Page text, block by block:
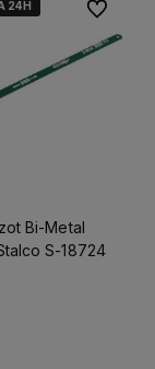
24H
24H
24H
Bi-Metal
S-18724
Do